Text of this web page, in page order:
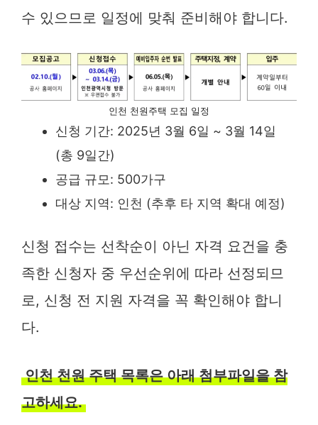
수 있으므로 일정에 맞춰 준비해야 합니다.
인천 천원주택 모집 일정
신청 기간: 2025년 3월 6일 ~ 3월 14일
(총 9일간)
공급 규모: 500가구
대상 지역: 인천 (추후 타 지역 확대 예정)
신청 접수는 선착순이 아닌 자격 요건을 충
족한 신청자 중 우선순위에 따라 선정되므
로, 신청 전 지원 자격을 꼭 확인해야 합니
다.
인천 천원 주택 목록은 아래 첨부파일을 참
고하세요.